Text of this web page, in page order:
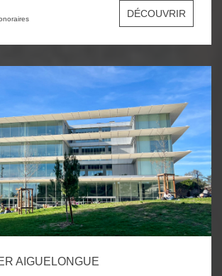
équipée avec une petite
belles chambres, d'une salle de bain
grande cave au RDC.
DÉCOUVRIR
AIGUELONGUE